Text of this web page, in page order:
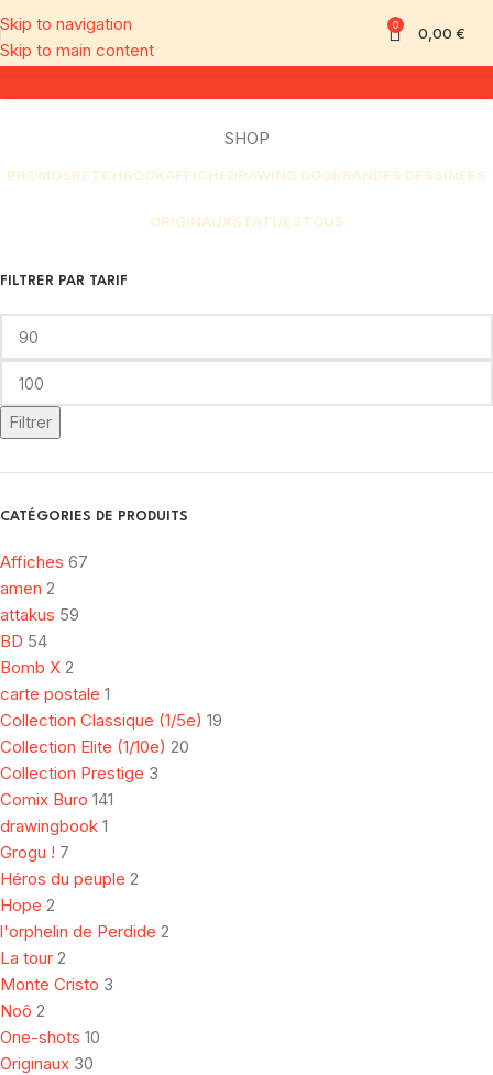
Skip to navigation
Skip to main content
0 0,00 €
SHOP
PROMOSKETCHBOOKAFFICHEDRAWING BOOKBANDES DESSINÉES
ORIGINAUXSTATUESTOUS
FILTRER PAR TARIF
Filtrer
CATÉGORIES DE PRODUITS
Affiches 67
amen 2
attakus 59
BD 54
Bomb X 2
carte postale 1
Collection Classique (1/5e) 19
Collection Elite (1/10e) 20
Collection Prestige 3
Comix Buro 141
drawingbook 1
Grogu ! 7
Héros du peuple 2
Hope 2
l'orphelin de Perdide 2
La tour 2
Monte Cristo 3
Noô 2
One-shots 10
Originaux 30